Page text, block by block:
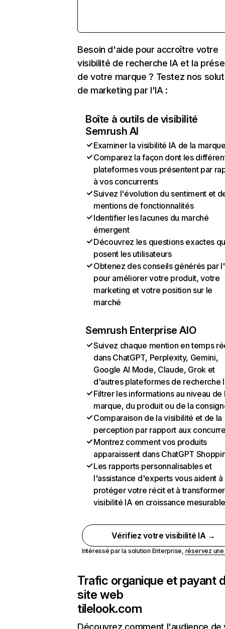
Besoin d'aide pour accroître votre
visibilité de recherche IA et la
de votre marque ? Testez nos
de marketing par l'IA :
Boîte à outils de visibilité
Semrush AI
Examiner la visibilité IA de la
Comparez la façon dont les
plateformes vous présentent par
à vos concurrents
Suivez l'évolution du sentiment et
mentions de fonctionnalités
Identifier les lacunes du marché
émergent
Découvrez les questions exactes
posent les utilisateurs
Obtenez des conseils générés par
pour améliorer votre produit, votre
marketing et votre position sur le
marché
Semrush Enterprise AIO
Suivez chaque mention en temps
dans ChatGPT, Perplexity, Gemini,
Google AI Mode, Claude, Grok et
d'autres plateformes de recherche
Filtrer les informations au niveau de
marque, du produit ou de la
Comparaison de la visibilité et de la
perception par rapport aux
Montrez comment vos produits
apparaissent dans ChatGPT
Les rapports personnalisables et
l'assistance d'experts vous aident à
protéger votre récit et à
visibilité IA en croissance
Vérifiez votre visibilité IA →
Intéressé par la solution Enterprise, réservez
Trafic organique et payant
site web
tilelook.com
Découvrez comment l'audience de